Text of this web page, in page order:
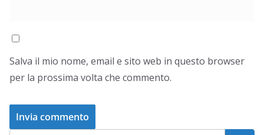
Salva il mio nome, email e sito web in questo browser
per la prossima volta che commento.